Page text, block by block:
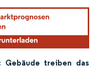
Gebäude treiben das